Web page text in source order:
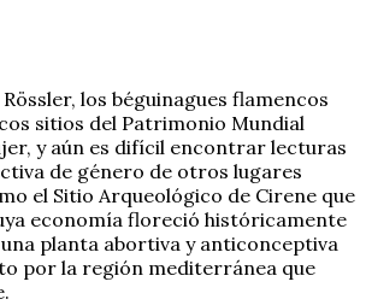
los béguinagues flamencos
sitios del Patrimonio Mundial
y aún es difícil encontrar lecturas
de género de otros lugares
el Sitio Arqueológico de Cirene que
economía floreció históricamente
planta abortiva y anticonceptiva
por la región mediterránea que